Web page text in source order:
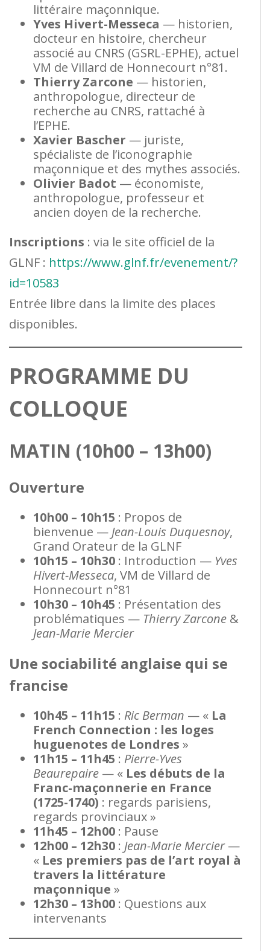
littéraire maçonnique.
Yves Hivert-Messeca — historien,
docteur en histoire, chercheur
associé au CNRS (GSRL-EPHE), actuel
VM de Villard de Honnecourt n°81.
Thierry Zarcone — historien,
anthropologue, directeur de
recherche au CNRS, rattaché à
l’EPHE.
Xavier Bascher — juriste,
spécialiste de l’iconographie
maçonnique et des mythes associés.
Olivier Badot — économiste,
anthropologue, professeur et
ancien doyen de la recherche.
Inscriptions : via le site officiel de la
GLNF : https://www.glnf.fr/evenement/?
id=10583
Entrée libre dans la limite des places
disponibles.
PROGRAMME DU
COLLOQUE
MATIN (10h00 – 13h00)
Ouverture
10h00 – 10h15 : Propos de
bienvenue — Jean-Louis Duquesnoy,
Grand Orateur de la GLNF
10h15 – 10h30 : Introduction — Yves
Hivert-Messeca, VM de Villard de
Honnecourt n°81
10h30 – 10h45 : Présentation des
problématiques — Thierry Zarcone &
Jean-Marie Mercier
Une sociabilité anglaise qui se
francise
10h45 – 11h15 : Ric Berman — « La
French Connection : les loges
huguenotes de Londres »
11h15 – 11h45 : Pierre-Yves
Beaurepaire — « Les débuts de la
Franc-maçonnerie en France
(1725-1740) : regards parisiens,
regards provinciaux »
11h45 – 12h00 : Pause
12h00 – 12h30 : Jean-Marie Mercier—
« Les premiers pas de l’art royal à
travers la littérature
maçonnique »
12h30 – 13h00 : Questions aux
intervenants